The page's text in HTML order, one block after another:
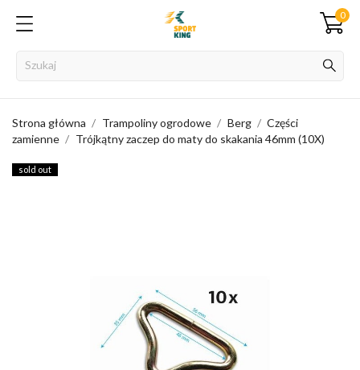
0
Strona główna Trampoliny ogrodowe Berg
Części
zamienne
Trójkątny zaczep do maty do skakania 46mm (10X)
sold out